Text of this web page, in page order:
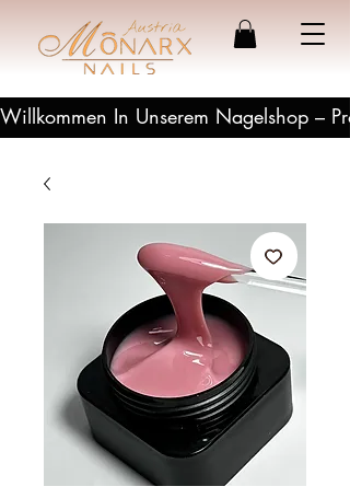
Willkommen In Unserem Nagelshop –